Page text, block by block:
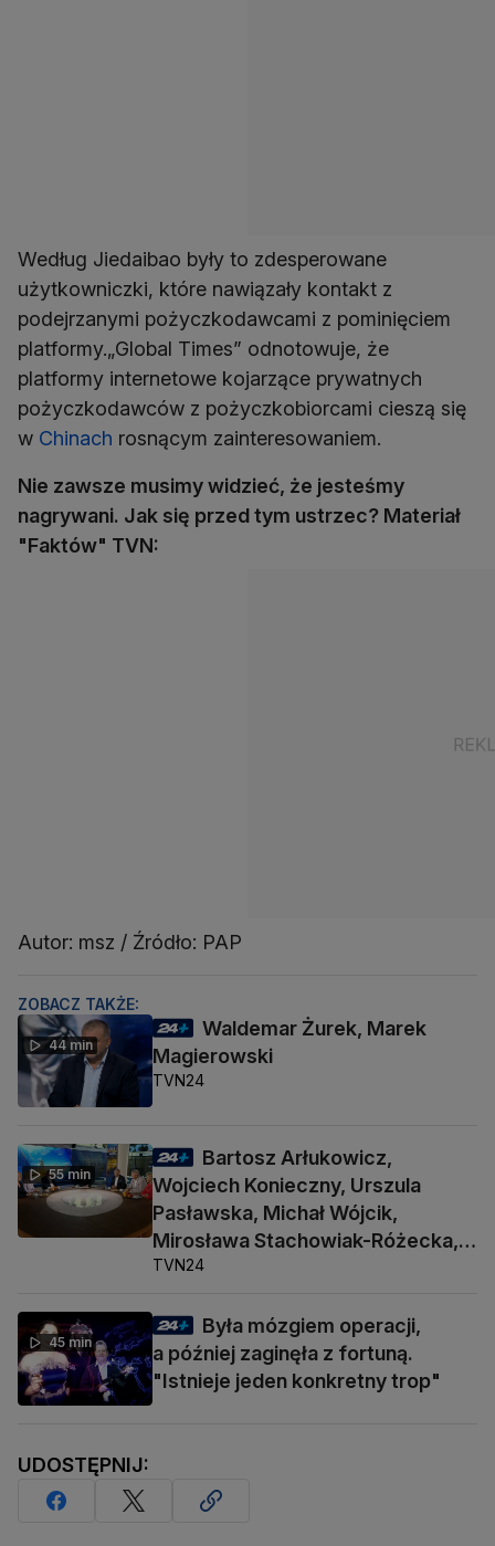
Według Jiedaibao były to zdesperowane
użytkowniczki, które nawiązały kontakt z
podejrzanymi pożyczkodawcami z pominięciem
platformy.„Global Times” odnotowuje, że
platformy internetowe kojarzące prywatnych
pożyczkodawców z pożyczkobiorcami cieszą się
w Chinach rosnącym zainteresowaniem.
Nie zawsze musimy widzieć, że jesteśmy
nagrywani. Jak się przed tym ustrzec? Materiał
"Faktów" TVN:
Autor: msz / Źródło: PAP
ZOBACZ TAKŻE:
44 min
Waldemar Żurek, Marek
Magierowski
TVN24
55 min
Bartosz Arłukowicz,
Wojciech Konieczny, Urszula
Pasławska, Michał Wójcik,
Mirosława Stachowiak-Różecka,
Barbara Socha
TVN24
45 min
Była mózgiem operacji,
a później zaginęła z fortuną.
"Istnieje jeden konkretny trop"
UDOSTĘPNIJ: